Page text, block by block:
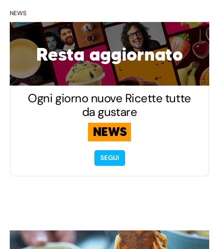
NEWS
Resta aggiornato
Ogni giorno nuove Ricette tutte
da gustare
NEWS
SEGUI